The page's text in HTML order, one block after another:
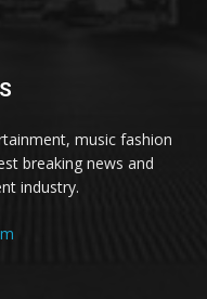
music fashion
breaking news and
industry.